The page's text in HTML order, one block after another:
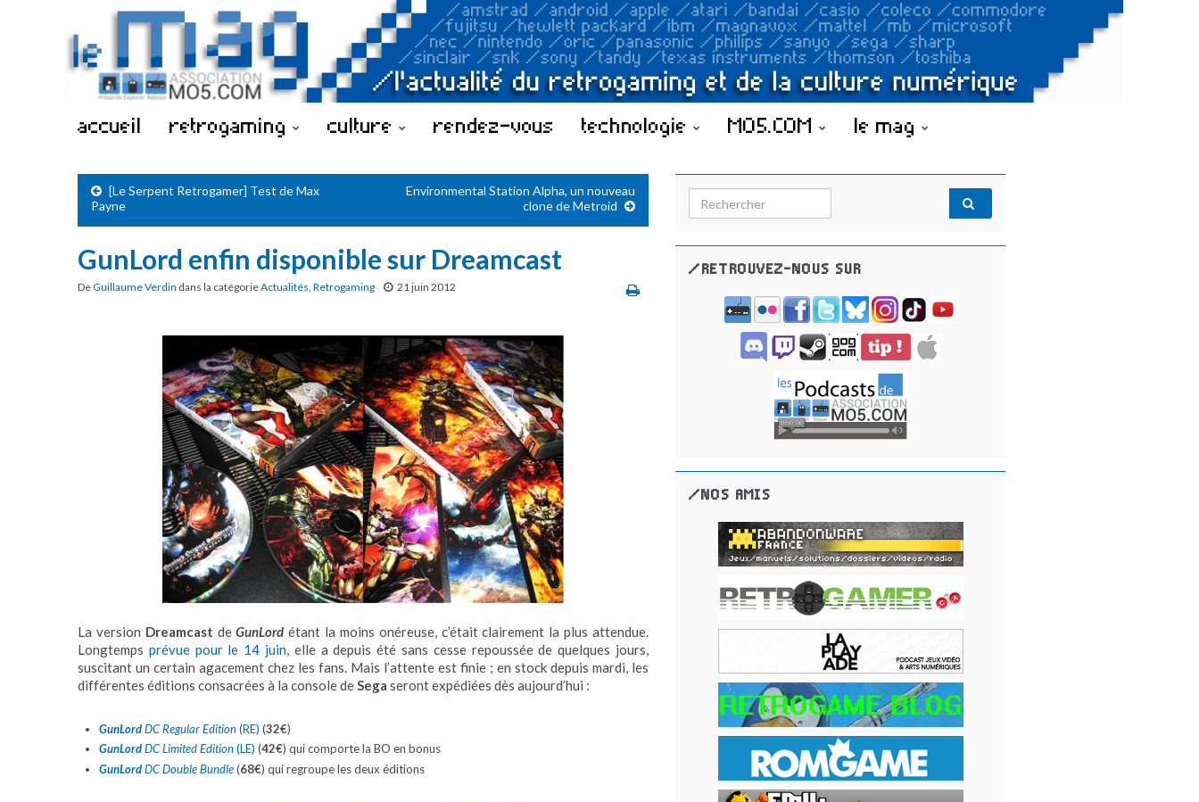
accueil retrogaming culture rendez-vous technologie MO5.COM le mag
[Le Serpent Retrogamer] Test de Max
Payne
Environmental Station Alpha, un nouveau
clone de Metroid
GunLord enfin disponible sur Dreamcast
DeGuillaume Verdin dans la catégorieActualités, Retrogaming 21 juin 2012
La version Dreamcast deGunLord étant la moins onéreuse, c’était clairement la plus attendue.
Longtemps prévue pour le 14 juin, elle a depuis été sans cesse repoussée de quelques jours,
suscitant un certain agacement chez les fans. Mais l’attente est finie ; en stock depuis mardi, les
différentes éditions consacrées à la console deSega seront expédiées dès aujourd’hui :
GunLordDC Regular Edition(RE) (32€)
GunLordDC Limited Edition(LE) (42€) qui comporte la BO en bonus
GunLordDC Double Bundle(68€) qui regroupe les deux éditions
Search for:
/RETROUVEZ-NOUS SUR
/NOS AMIS